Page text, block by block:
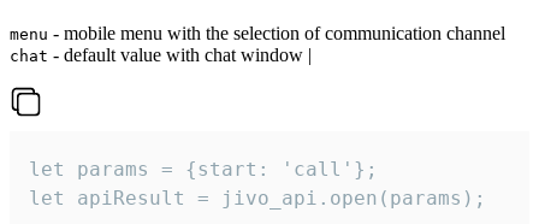
menu - mobile menu with the selection of communication channel
chat - default value with chat window |
let params = {start: 'call'};
let apiResult = jivo_api.open(params);